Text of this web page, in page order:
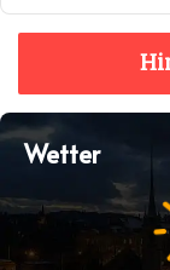
Wetter